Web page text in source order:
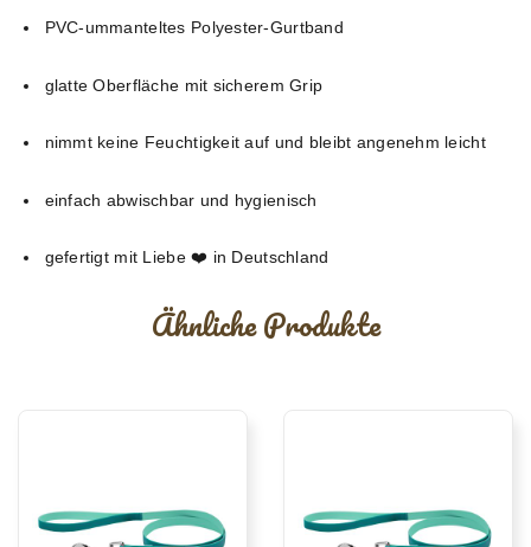
PVC-ummanteltes Polyester-Gurtband
glatte Oberfläche mit sicherem Grip
nimmt keine Feuchtigkeit auf und bleibt angenehm leicht
einfach abwischbar und hygienisch
gefertigt mit Liebe ❤️ in Deutschland
Ähnliche Produkte